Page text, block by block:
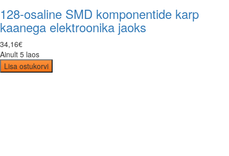
128-osaline SMD komponentide karp
kaanega elektroonika jaoks
34,16€
Ainult 5 laos
Lisa ostukorvi